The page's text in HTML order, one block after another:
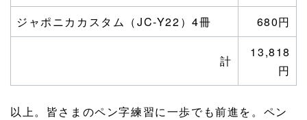
ジャポニカカスタム（JC-Y22）4冊 680円
計
13,818
円
以上。皆さまのペン字練習に一歩でも前進を。ペン